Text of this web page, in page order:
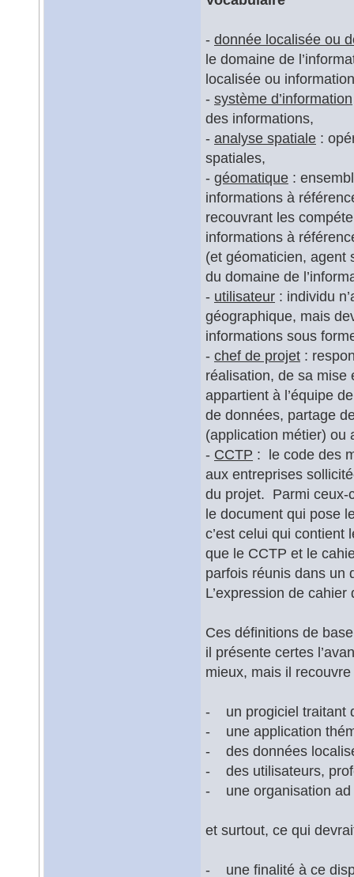
- donnée localisée ou
le domaine de
localisée ou
- système d’information
des informations,
- analyse spatiale :
spatiales,
- géomatique :
informations à
recouvrant les
informations à
(et géomaticien, agent
du domaine de
- utilisateur : individu
géographique, mais
informations sous
- chef de projet :
réalisation, de sa mise
appartient à l’équipe
de données, partage
(application métier) ou
- CCTP : le code des
aux entreprises
du projet. Parmi ceux-
le document qui pose
c’est celui qui
que le CCTP et le
parfois réunis dans un
L’expression de
Ces définitions de
il présente certes
mieux, mais il
- un progiciel traitant
- une application
- des données
- des utilisateurs,
- une organisation ad
et surtout, ce qui
- une finalité à ce